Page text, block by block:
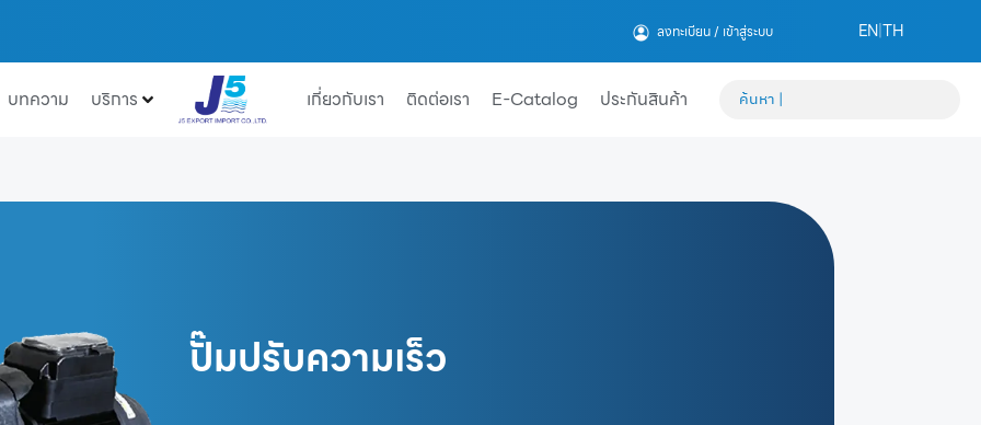
ลงทะเบียน / เข้าสู่ระบบ EN|TH
บทความ บริการ เกี่ยวกับเรา ติดต่อเรา E-Catalog ประกันสินค้า
ปั๊มปรับความเร็ว